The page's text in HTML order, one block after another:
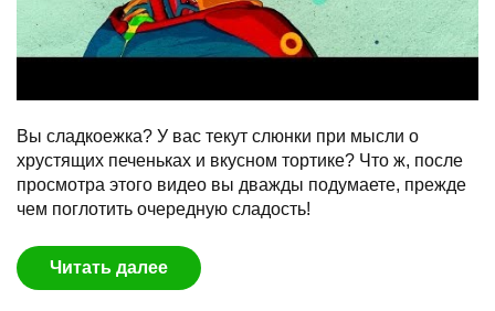
Вы сладкоежка? У вас текут слюнки при мысли о
хрустящих печеньках и вкусном тортике? Что ж, после
просмотра этого видео вы дважды подумаете, прежде
чем поглотить очередную сладость!
Читать далее